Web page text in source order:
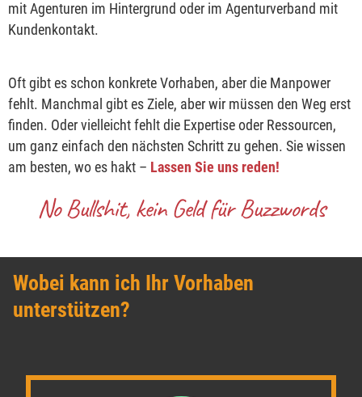
mit Agenturen im Hintergrund oder im Agenturverband mit
Kundenkontakt.
Oft gibt es schon konkrete Vorhaben, aber die Manpower
fehlt. Manchmal gibt es Ziele, aber wir müssen den Weg erst
finden. Oder vielleicht fehlt die Expertise oder Ressourcen,
um ganz einfach den nächsten Schritt zu gehen. Sie wissen
am besten, wo es hakt – Lassen Sie uns reden!
No Bullshit, kein Geld für Buzzwords
Wobei kann ich Ihr Vorhaben
unterstützen?